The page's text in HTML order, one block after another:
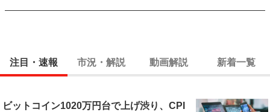
注目・速報 市況・解説 動画解説 新着一覧
ビットコイン1020万円台で上げ渋り、CPI